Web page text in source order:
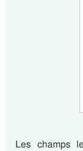
Les champs